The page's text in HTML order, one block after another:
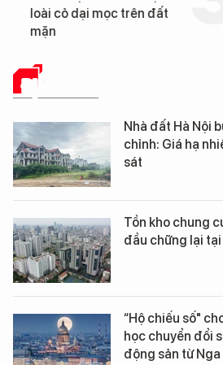
loài cỏ dại mọc trên đất
mặn
ĐỊA ỐC SỐ
Nhà đất Hà Nội
chỉnh: Giá hạ
sát
Tồn kho chung
đầu chững lại tại
“Hộ chiếu số"
học chuyển đổi
động sản từ Nga